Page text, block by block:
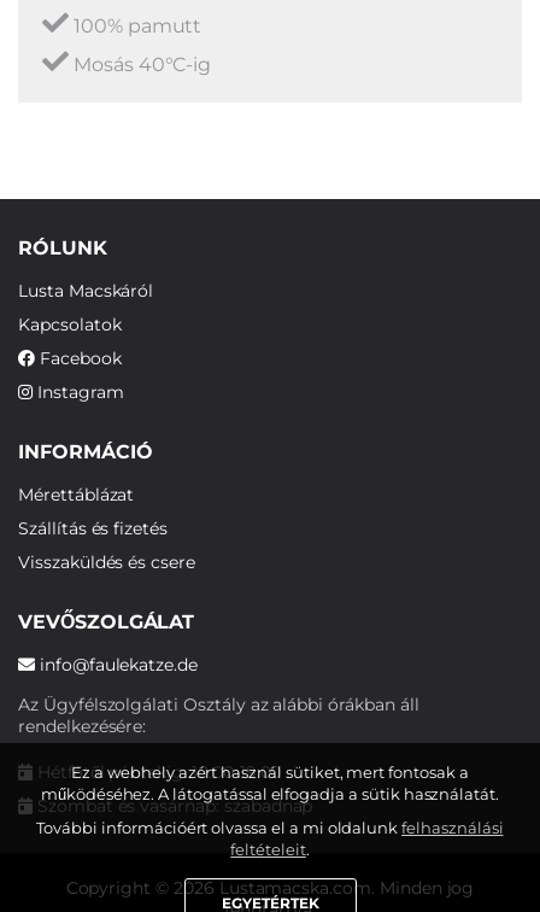
100% pamutt
Mosás 40°C-ig
RÓLUNK
Lusta Macskáról
Kapcsolatok
Facebook
Instagram
INFORMÁCIÓ
Mérettáblázat
Szállítás és fizetés
Visszaküldés és csere
VEVŐSZOLGÁLAT
info@faulekatze.de
Az Ügyfélszolgálati Osztály az alábbi órákban áll
rendelkezésére:
Hétfőtől péntekig: 10:00-19:00
Szombat és vasárnap: szabadnap
Copyright © 2026 Lustamacska.com. Minden jog
Ez a webhely azért használ sütiket, mert fontosak a
működéséhez. A látogatással elfogadja a sütik használatát.
További információért olvassa el a mi oldalunkfelhasználási
feltételeit.
EGYETÉRTEK